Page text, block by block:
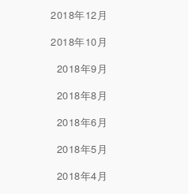
2018年12月
2018年10月
2018年9月
2018年8月
2018年6月
2018年5月
2018年4月